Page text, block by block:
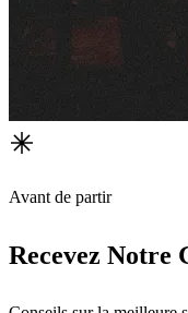
Avant de partir
Recevez Notre